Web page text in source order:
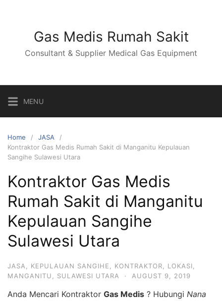
Gas Medis Rumah Sakit
Consultant & Supplier Medical Gas Equipment
MENU
Home
JASA
Kontraktor Gas Medis Rumah Sakit di Manganitu Kepulauan
Sangihe Sulawesi Utara
Kontraktor Gas Medis
Rumah Sakit di Manganitu
Kepulauan Sangihe
Sulawesi Utara
JASA KEPULAUAN SANGIHE KONTRAKTOR LOKASI
MANGANITU
SULAWESI UTARA · AUGUST 9, 2019
Anda Mencari Kontraktor Gas Medis ? Hubungi Nana